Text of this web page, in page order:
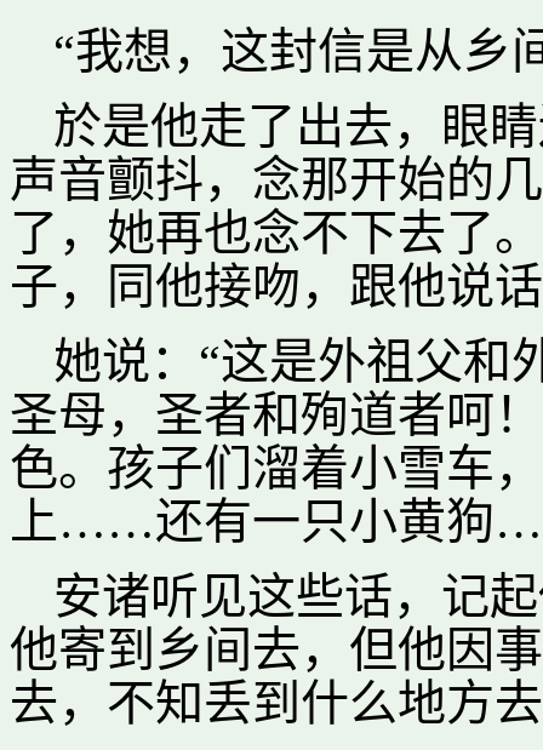
“我想，这封信是从乡
於是他走了出去，眼
声音颤抖，念那开始的
了，她再也念不下去了
子，同他接吻，跟他说
她说：“这是外祖父
圣母，圣者和殉道者呵
色。孩子们溜着小雪车
上……还有一只小黄狗
安诸听见这些话，记
他寄到乡间去，但他因
去，不知丢到什么地方